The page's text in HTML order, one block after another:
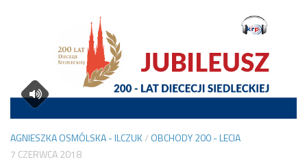
AGNIESZKA OSMÓLSKA - ILCZUK/ OBCHODY 200 - LECIA
7 CZERWCA 2018